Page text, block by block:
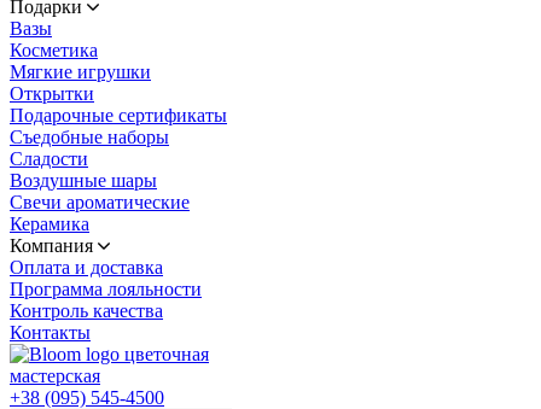
Подарки
Вазы
Косметика
Мягкие игрушки
Открытки
Подарочные сертификаты
Съедобные наборы
Сладости
Воздушные шары
Свечи ароматические
Керамика
Компания
Оплата и доставка
Программа лояльности
Контроль качества
Контакты
цветочная
мастерская
+38 (095) 545-4500